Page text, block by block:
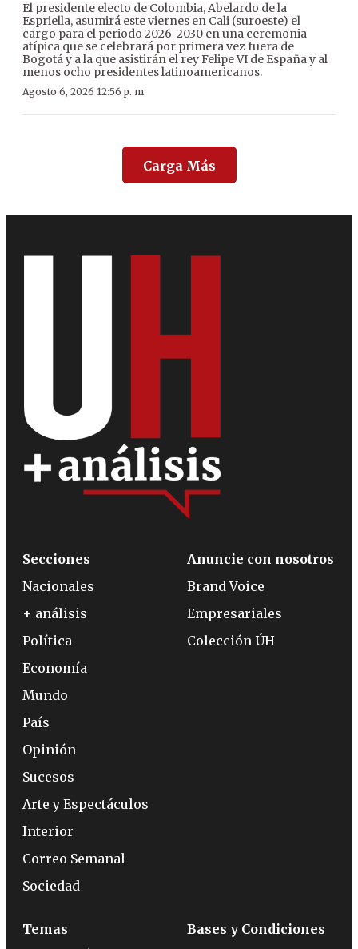
El presidente electo de Colombia, Abelardo de la
Espriella, asumirá este viernes en Cali (suroeste) el
cargo para el periodo 2026-2030 en una ceremonia
atípica que se celebrará por primera vez fuera de
Bogotá y a la que asistirán el rey Felipe VI de España y al
menos ocho presidentes latinoamericanos.
Agosto 6, 2026 12:56 p. m.
Carga Más
Secciones
Nacionales
+ análisis
Política
Economía
Mundo
País
Opinión
Sucesos
Arte y Espectáculos
Interior
Correo Semanal
Sociedad
Anuncie con nosotros
Brand Voice
Empresariales
Colección ÚH
Temas
Bases y Condiciones